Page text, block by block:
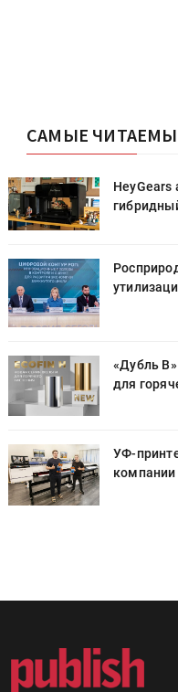
САМЫЕ
HeyGears
«Дубль
для
УФ-
компании